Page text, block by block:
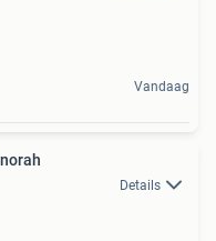
Vandaag
Details